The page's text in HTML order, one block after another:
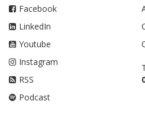
Facebook
LinkedIn
Youtube
Instagram
RSS
Podcast